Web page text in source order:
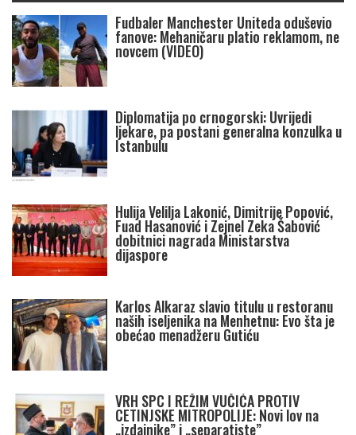
Fudbaler Manchester Uniteda oduševio
fanove: Mehaničaru platio reklamom, ne
novcem (VIDEO)
Diplomatija po crnogorski: Uvrijedi
ljekare, pa postani generalna konzulka u
Istanbulu
Hulija Velilja Lakonić, Dimitrije Popović,
Fuad Hasanović i Zejnel Zeka Šabović
dobitnici nagrada Ministarstva
dijaspore
Karlos Alkaraz slavio titulu u restoranu
naših iseljenika na Menhetnu: Evo šta je
obećao menadžeru Gutiću
VRH SPC I REŽIM VUČIĆA PROTIV
CETINJSKE MITROPOLIJE: Novi lov na
„izdajnike” i „separatiste”